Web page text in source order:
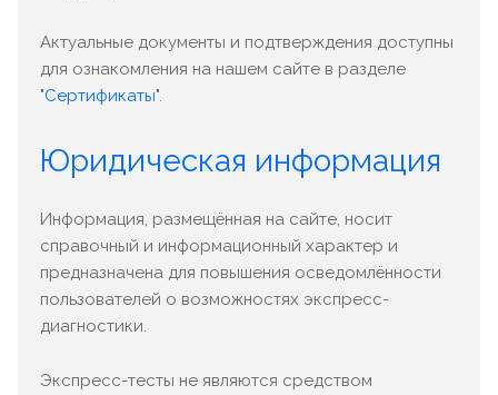
Актуальные документы и подтверждения доступны
для ознакомления на нашем сайте в разделе
"Сертификаты".
Юридическая информация
Информация, размещённая на сайте, носит
справочный и информационный характер и
предназначена для повышения осведомлённости
пользователей о возможностях экспресс-
диагностики.
Экспресс-тесты не являются средством